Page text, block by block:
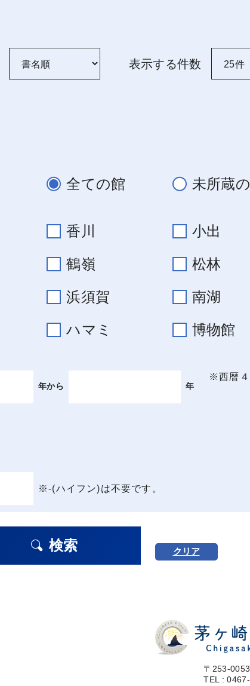
表示する件数
全ての館 未所蔵
香川 小出
鶴嶺 松林
浜須賀 南湖
ハマミ 博物館
年から 年
※西暦４
※-(ハイフン)は不要です。
検索 クリア
〒253-
TEL :